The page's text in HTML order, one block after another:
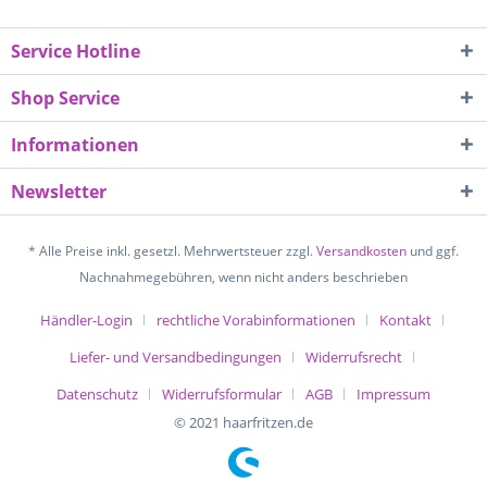
Service Hotline
Shop Service
Informationen
Newsletter
* Alle Preise inkl. gesetzl. Mehrwertsteuer zzgl.Versandkosten und ggf.
Nachnahmegebühren, wenn nicht anders beschrieben
Händler-Login rechtliche Vorabinformationen
Kontakt
Liefer- und Versandbedingungen
Widerrufsrecht
Datenschutz
Widerrufsformular AGB
Impressum
© 2021 haarfritzen.de